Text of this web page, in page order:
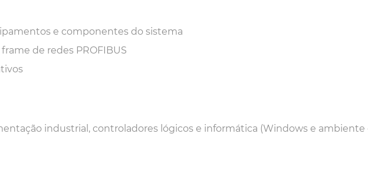
e componentes do sistema
de redes PROFIBUS
industrial, controladores lógicos e informática (Windows e ambiente